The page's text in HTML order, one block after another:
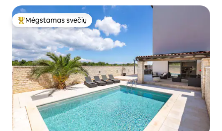
Svečių mėgstamiausias
Mėgstamas svečių